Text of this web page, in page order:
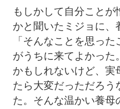
もしかして自分ことが
かと聞いたミジョに、
「そんなことを思っ
がうちに来てよかった
かもしれないけど、実
たら大変だっただろう
た。そんな温かい養母